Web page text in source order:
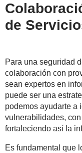
de
Para una seguridad
colaboración con
sean expertos en
puede ser una
podemos ayudarte a
vulnerabilidades,
fortaleciendo así la
Es fundamental que